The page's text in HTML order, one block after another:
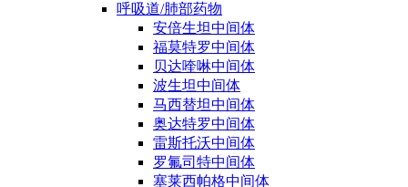
呼吸道/肺部药物
安倍生坦中间体
福莫特罗中间体
贝达喹啉中间体
波生坦中间体
马西替坦中间体
奥达特罗中间体
雷斯托沃中间体
罗氟司特中间体
塞莱西帕格中间体